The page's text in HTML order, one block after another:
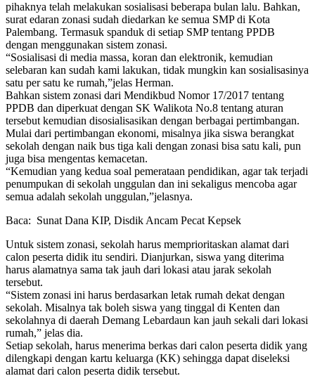
pihaknya telah melakukan sosialisasi beberapa bulan lalu. Bahkan,
surat edaran zonasi sudah diedarkan ke semua SMP di Kota
Palembang. Termasuk spanduk di setiap SMP tentang PPDB
dengan menggunakan sistem zonasi.
“Sosialisasi di media massa, koran dan elektronik, kemudian
selebaran kan sudah kami lakukan, tidak mungkin kan sosialisasinya
satu per satu ke rumah,”jelas Herman.
Bahkan sistem zonasi dari Mendikbud Nomor 17/2017 tentang
PPDB dan diperkuat dengan SK Walikota No.8 tentang aturan
tersebut kemudian disosialisasikan dengan berbagai pertimbangan.
Mulai dari pertimbangan ekonomi, misalnya jika siswa berangkat
sekolah dengan naik bus tiga kali dengan zonasi bisa satu kali, pun
juga bisa mengentas kemacetan.
“Kemudian yang kedua soal pemerataan pendidikan, agar tak terjadi
penumpukan di sekolah unggulan dan ini sekaligus mencoba agar
semua adalah sekolah unggulan,”jelasnya.
Baca: Sunat Dana KIP, Disdik Ancam Pecat Kepsek
Untuk sistem zonasi, sekolah harus memprioritaskan alamat dari
calon peserta didik itu sendiri. Dianjurkan, siswa yang diterima
harus alamatnya sama tak jauh dari lokasi atau jarak sekolah
tersebut.
“Sistem zonasi ini harus berdasarkan letak rumah dekat dengan
sekolah. Misalnya tak boleh siswa yang tinggal di Kenten dan
sekolahnya di daerah Demang Lebardaun kan jauh sekali dari lokasi
rumah,” jelas dia.
Setiap sekolah, harus menerima berkas dari calon peserta didik yang
dilengkapi dengan kartu keluarga (KK) sehingga dapat diseleksi
alamat dari calon peserta didik tersebut.